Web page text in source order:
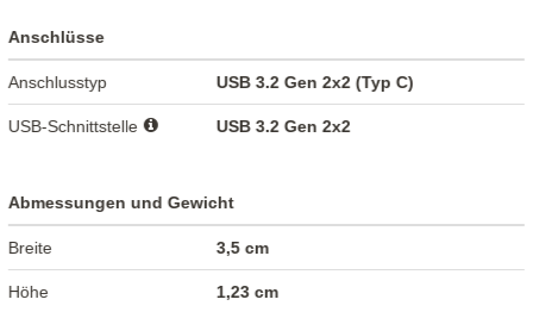
Anschlüsse
Anschlusstyp USB 3.2 Gen 2x2 (Typ C)
USB-Schnittstelle USB 3.2 Gen 2x2
Abmessungen und Gewicht
Breite 3,5 cm
Höhe 1,23 cm